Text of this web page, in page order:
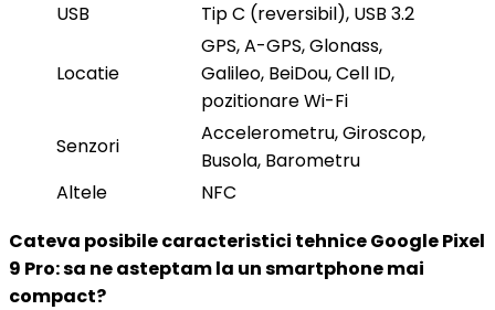
USB
Tip C (reversibil), USB 3.2
Locatie
GPS, A-GPS, Glonass,
Galileo, BeiDou, Cell ID,
pozitionare Wi-Fi
Senzori
Accelerometru, Giroscop,
Busola, Barometru
Altele
NFC
Cateva posibile caracteristici tehnice Google Pixel
9 Pro: sa ne asteptam la un smartphone mai
compact?